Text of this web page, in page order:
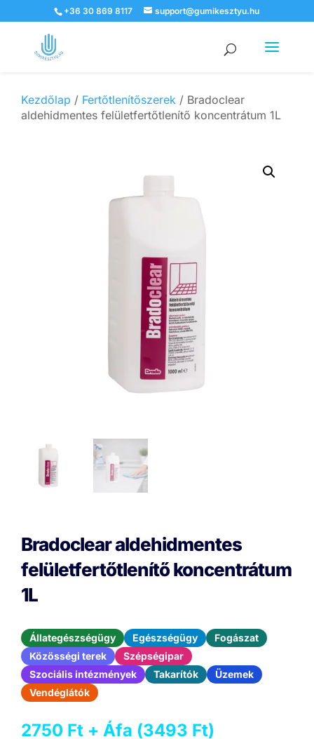
+36 30 869 8117 support@gumikesztyu.hu
Products
search
Kezdőlap / Fertőtlenítőszerek / Bradoclear
aldehidmentes felületfertőtlenítő koncentrátum 1L
Bradoclear aldehidmentes
felületfertőtlenítő koncentrátum
1L
Állategészségügy Egészségügy
Fogászat
Közösségi terek
Szépségipar
Szociális intézmények
Takarítók
Üzemek
Vendéglátók
2750 Ft + Áfa (3493 Ft)